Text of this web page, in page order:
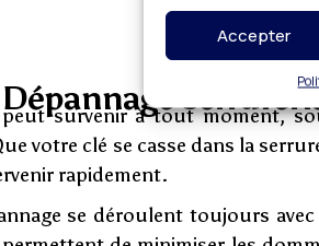
Accepter
Dépannage
survenir à tout moment,
votre clé se casse dans la
rapidement.
se déroulent toujours